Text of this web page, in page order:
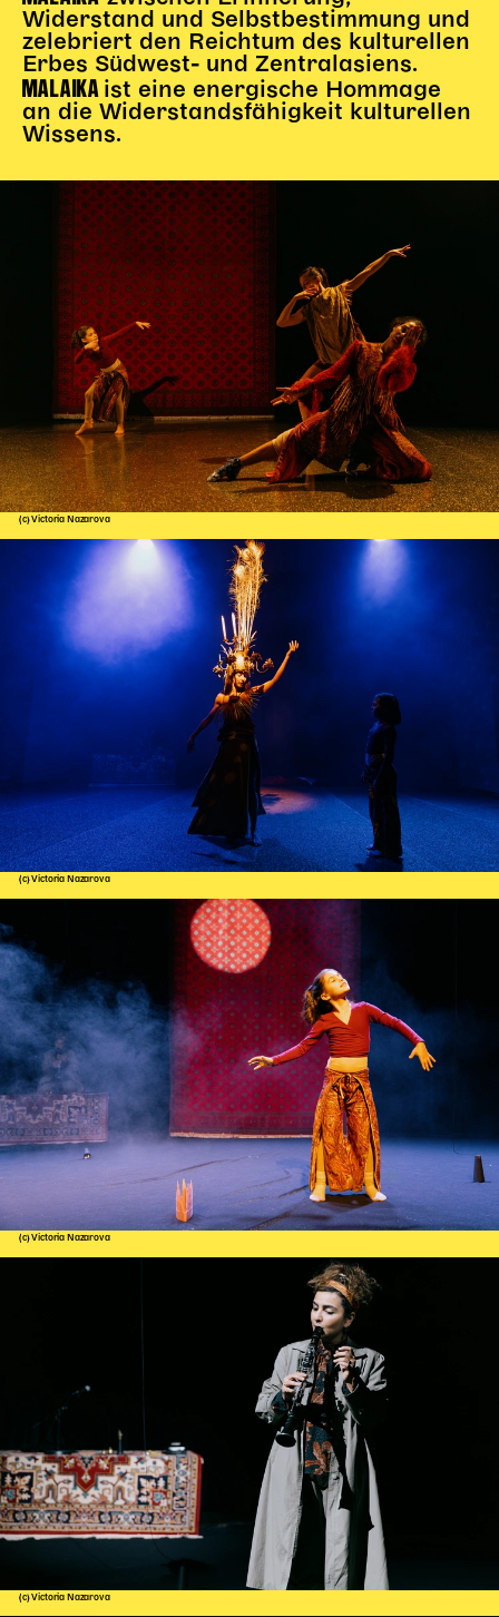
Widerstand und Selbstbestimmung und
zelebriert den Reichtum des kulturellen
Erbes Südwest- und Zentralasiens.
MALAIKA ist eine energische Hommage
an die Widerstandsfähigkeit kulturellen
Wissens.
(c) Victoria Nazarova
(c) Victoria Nazarova
(c) Victoria Nazarova
(c) Victoria Nazarova